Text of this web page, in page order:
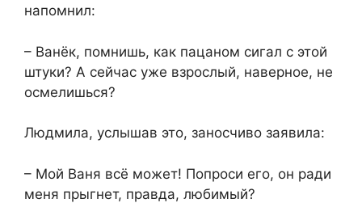
напомнил:
– Ванёк, помнишь, как пацаном сигал с этой
штуки? А сейчас уже взрослый, наверное, не
осмелишься?
Людмила, услышав это, заносчиво заявила:
– Мой Ваня всё может! Попроси его, он ради
меня прыгнет, правда, любимый?